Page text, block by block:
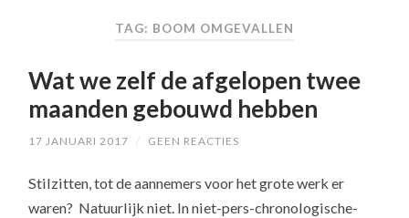
TAG: BOOM OMGEVALLEN
Wat we zelf de afgelopen twee
maanden gebouwd hebben
17 JANUARI 2017 / GEEN REACTIES
Stilzitten, tot de aannemers voor het grote werk er
waren? Natuurlijk niet. In niet-pers-chronologische-